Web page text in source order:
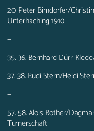
20. Peter Birndorfer/
Unterhaching 1910
—
35.-36. Bernhard Dürr-
37.-38. Rudi Stern/Heidi
—
57.-58. Alois Rother/
Turnerschaft